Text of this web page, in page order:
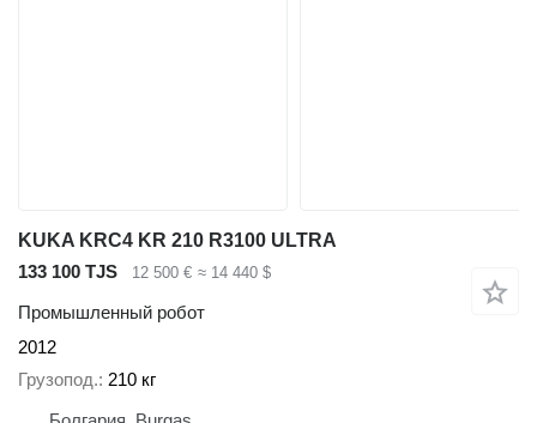
KUKA KRC4 KR 210 R3100 ULTRA
133 100 TJS
12 500 € ≈ 14 440 $
Промышленный робот
2012
Грузопод. 210 кг